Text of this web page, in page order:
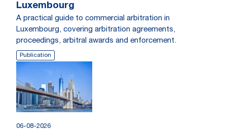
Luxembourg
A practical guide to commercial arbitration in
Luxembourg, covering arbitration agreements,
proceedings, arbitral awards and enforcement.
Publication
06-08-2026